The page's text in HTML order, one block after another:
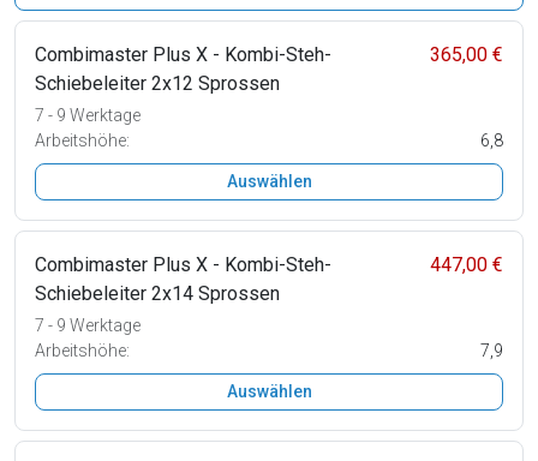
Combimaster Plus X - Kombi-Steh-
Schiebeleiter 2x12 Sprossen
365,00 €
7 - 9 Werktage
Arbeitshöhe:
6,8
Auswählen
Combimaster Plus X - Kombi-Steh-
Schiebeleiter 2x14 Sprossen
447,00 €
7 - 9 Werktage
Arbeitshöhe:
7,9
Auswählen